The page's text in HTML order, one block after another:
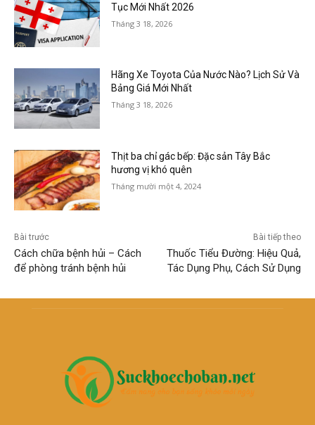
Tục Mới Nhất 2026
Tháng 3 18, 2026
Hãng Xe Toyota Của Nước Nào? Lịch Sử Và
Bảng Giá Mới Nhất
Tháng 3 18, 2026
Thịt ba chỉ gác bếp: Đặc sản Tây Bắc
hương vị khó quên
Tháng mười một 4, 2024
Bài trước
Cách chữa bệnh hủi – Cách
để phòng tránh bệnh hủi
Bài tiếp theo
Thuốc Tiểu Đường: Hiệu Quả,
Tác Dụng Phụ, Cách Sử Dụng